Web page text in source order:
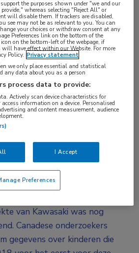
opgenomen voor de ziekte
risico op cardiovasculaire
verhoogd. Uit een
2020 bleek dat na een
van ruim 11 jaar meer dan
event doormaakte.
van Kawasaki was nog
Canadese onderzoekers
gegevens over kinderen die
the purposes shown under "we and our
whereas selecting "Reject All" or
will disable them. If trackers are disabled,
see may not be as relevant to you. You can
your choices or withdraw consent at any
Preferences link on the bottom of the
on the bottom-left of the webpage, if
will have effect within our Website. For more
Policy. Privacy statement
we only place essential and statistical
any data about you as a person
process data to provide:
Actively scan device characteristics for
information on a device. Personalised
and content measurement, audience
I Accept
Preferences